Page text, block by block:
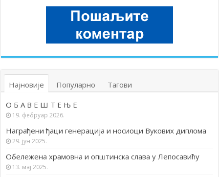
Најновије Популарно Тагови
О Б А В Е Ш Т Е Њ Е
19. фебруар 2026.
Награђени ђаци генерација и носиоци Вукових диплома
29. јун 2025.
Обележена храмовна и општинска слава у Лепосавићу
13. мај 2025.